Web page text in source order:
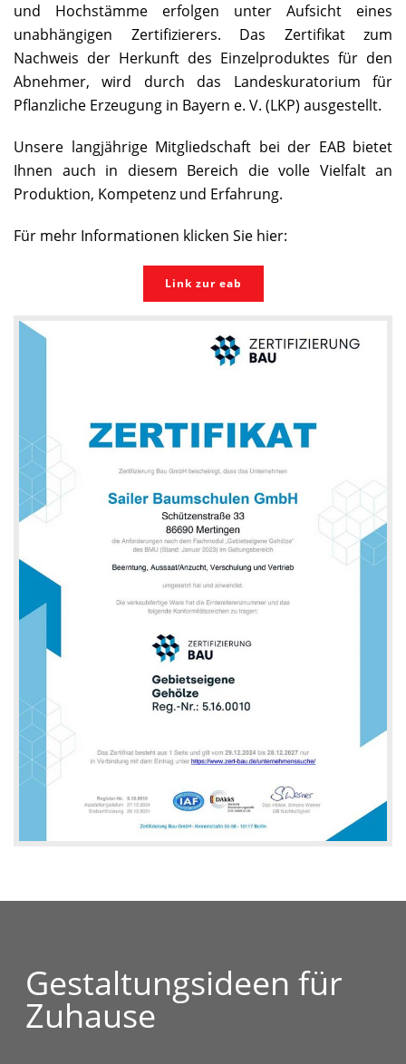
und Hochstämme erfolgen unter Aufsicht eines
unabhängigen Zertifizierers. Das Zertifikat zum
Nachweis der Herkunft des Einzelproduktes für den
Abnehmer, wird durch das Landeskuratorium für
Pflanzliche Erzeugung in Bayern e. V. (LKP) ausgestellt.
Unsere langjährige Mitgliedschaft bei der EAB bietet
Ihnen auch in diesem Bereich die volle Vielfalt an
Produktion, Kompetenz und Erfahrung.
Für mehr Informationen klicken Sie hier:
Link zur eab
Gestaltungsideen für
Zuhause